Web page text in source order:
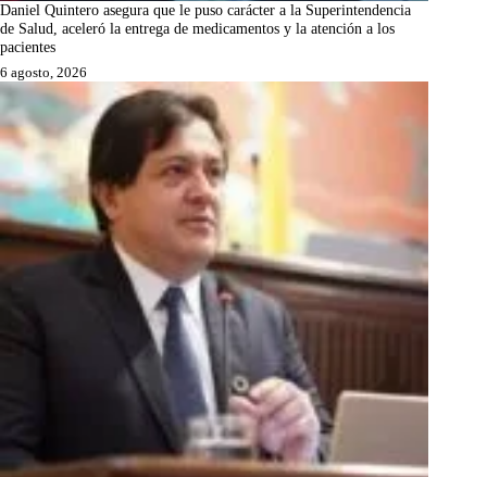
Daniel Quintero asegura que le puso carácter a la Superintendencia
de Salud, aceleró la entrega de medicamentos y la atención a los
pacientes
6 agosto, 2026